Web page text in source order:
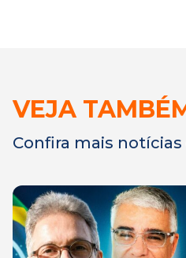
VEJA
Confira mais notícias